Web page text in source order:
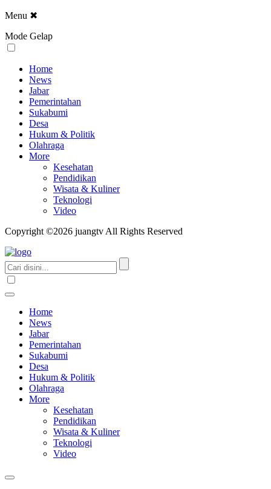
Menu ✖
Mode Gelap
Home
News
Jabar
Pemerintahan
Sukabumi
Desa
Hukum & Politik
Olahraga
More
Kesehatan
Pendidikan
Wisata & Kuliner
Teknologi
Video
Copyright ©2026 juangtv All Rights Reserved
Home
News
Jabar
Pemerintahan
Sukabumi
Desa
Hukum & Politik
Olahraga
More
Kesehatan
Pendidikan
Wisata & Kuliner
Teknologi
Video